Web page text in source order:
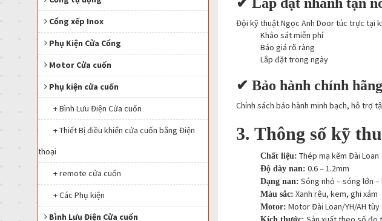
Đội kỹ thuật Ngọc Anh Door túc trực tại
Khảo sát miễn phí
Báo giá rõ ràng
Lắp đặt trong ngày
✔ Bảo hành chính
Chính sách bảo hành minh bạch, hỗ trợ
3. Thông số kỹ
Chất liệu: Thép mạ kẽm Đài Loan
Độ dày nan: 0.6 – 1.2mm
Dạng nan: Sóng nhỏ – sóng lớn –
Màu sắc: Xanh rêu, kem, ghi xám
Motor: Motor Đài Loan/YH/AH tùy
Cổng xếp Inox
Phụ Kiện Cửa Cổng
Motor Cửa cuốn
Phụ kiện cửa cuốn
+ Bình Lưu Điện Cửa cuốn
+ Thiết Bị điều khiển cửa cuốn bằng Điện
thoại
+ remote cửa cuốn
+ Các Phụ kiện
Bình Lưu Điện Cửa cuốn